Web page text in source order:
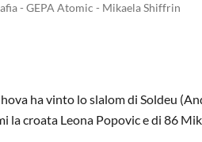
- GEPA Atomic - Mikaela Shiffrin
ha vinto lo slalom di Soldeu
la croata Leona Popovic e di 86